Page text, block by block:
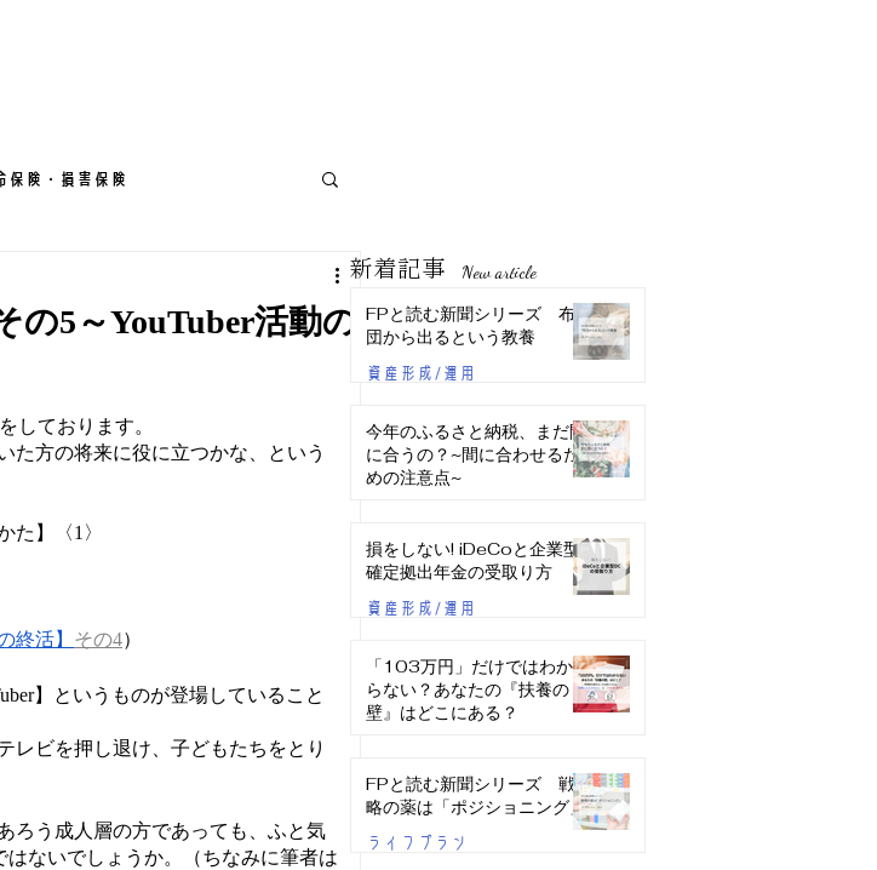
保険・損害保険
の5～YouTuber活動の
しております。
た方の将来に役に立つかな、という
た】〈1〉
終活】 その4）
】というものが登場していること
レビを押し退け、子どもたちをとり
ろう成人層の方であっても、ふと気
ないでしょうか。（ちなみに筆者は
FPと読む新聞シリーズ 布
団から出るという教養
資産形成/運用
今年のふるさと納税、まだ間
に合うの？~間に合わせるた
めの注意点~
損をしない! iDeCoと企業型
確定拠出年金の受取り方
資産形成/運用
「103万円」だけではわか
らない？あなたの『扶養の
壁』はどこにある？
FPと読む新聞シリーズ 戦
略の薬は「ポジショニング」
ライフプラン
新着記事 New article